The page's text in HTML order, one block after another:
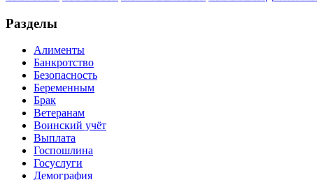
Разделы
Алименты
Банкротство
Безопасность
Беременным
Брак
Ветеранам
Воинский учёт
Выплата
Госпошлина
Госуслуги
Демография